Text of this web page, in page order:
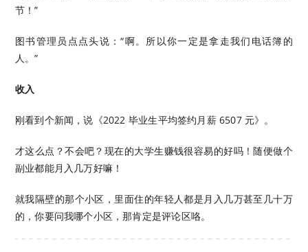
节！”
图书管理员点点头说：“啊。所以你一定是拿走我们电话簿的
人。”
收入
刚看到个新闻，说《2022 毕业生平均签约月薪 6507 元》。
才这么点？不会吧？现在的大学生赚钱很容易的好吗！随便做个
副业都能月入几万好嘛！
就我隔壁的那个小区，里面住的年轻人都是月入几万甚至几十万
的，你要问我哪个小区，那肯定是评论区咯。